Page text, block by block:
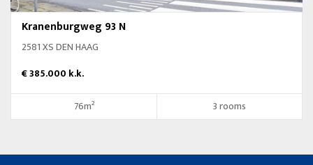
Kranenburgweg 93 N
2581 XS DEN HAAG
€ 385.000 k.k.
76m² 3 rooms